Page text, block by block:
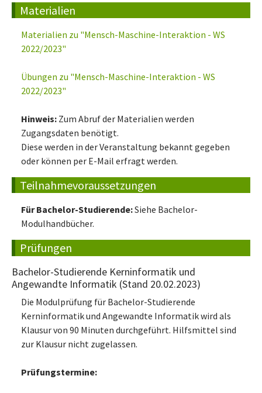
Materialien
Materialien zu "Mensch-Maschine-Interaktion - WS
2022/2023"
Übungen zu "Mensch-Maschine-Interaktion - WS
2022/2023"
Hinweis: Zum Abruf der Materialien werden
Zugangsdaten benötigt.
Diese werden in der Veranstaltung bekannt gegeben
oder können per E-Mail erfragt werden.
Teilnahmevoraussetzungen
Für Bachelor-Studierende:Siehe Bachelor-
Modulhandbücher.
Prüfungen
Bachelor-Studierende Kerninformatik und
Angewandte Informatik (Stand 20.02.2023)
Die Modulprüfung für Bachelor-Studierende
Kerninformatik und Angewandte Informatik wird als
Klausur von 90 Minuten durchgeführt. Hilfsmittel sind
zur Klausur nicht zugelassen.
Prüfungstermine: